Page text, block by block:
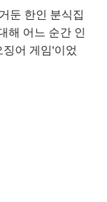
둔 한인 분식집
해 어느 순간 인
어 게임'이었